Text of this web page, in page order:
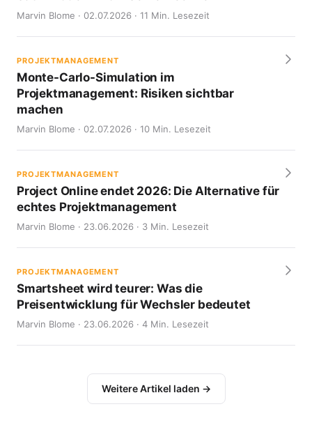
Marvin Blome · 02.07.2026 · 11 Min. Lesezeit
PROJEKTMANAGEMENT
Monte-Carlo-Simulation im
Projektmanagement: Risiken sichtbar
machen
Marvin Blome · 02.07.2026 · 10 Min. Lesezeit
PROJEKTMANAGEMENT
Project Online endet 2026: Die Alternative für
echtes Projektmanagement
Marvin Blome · 23.06.2026 · 3 Min. Lesezeit
PROJEKTMANAGEMENT
Smartsheet wird teurer: Was die
Preisentwicklung für Wechsler bedeutet
Marvin Blome · 23.06.2026 · 4 Min. Lesezeit
Weitere Artikel laden →